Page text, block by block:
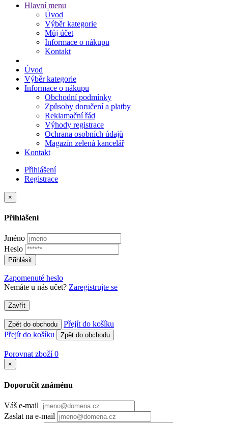
Hlavní menu
Úvod
Výběr kategorie
Můj účet
Informace o nákupu
Kontakt
Úvod
Výběr kategorie
Informace o nákupu
Obchodní podmínky
Způsoby doručení a platby
Reklamační řád
Výhody registrace
Ochrana osobních údajů
Magazín zelená kancelář
Kontakt
Přihlášení
Registrace
×
Přihlášení
Jméno
Heslo
Přihlásit
Zapomenuté heslo
Nemáte u nás učet? Zaregistrujte se
Zavřít
Zpět do obchodu
Přejít do košíku
Přejít do košíku
Zpět do obchodu
Porovnat zboží0
×
Doporučit známénu
Váš e-mail
Zaslat na e-mail